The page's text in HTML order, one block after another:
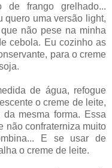
frango grelhado...
quero uma versão light,
não pese na minha
cebola. Eu cozinho as
para o creme
de água, refogue
o creme de leite,
mesma forma. Essa
não confraterniza muito
E se usar de
o creme de leite.